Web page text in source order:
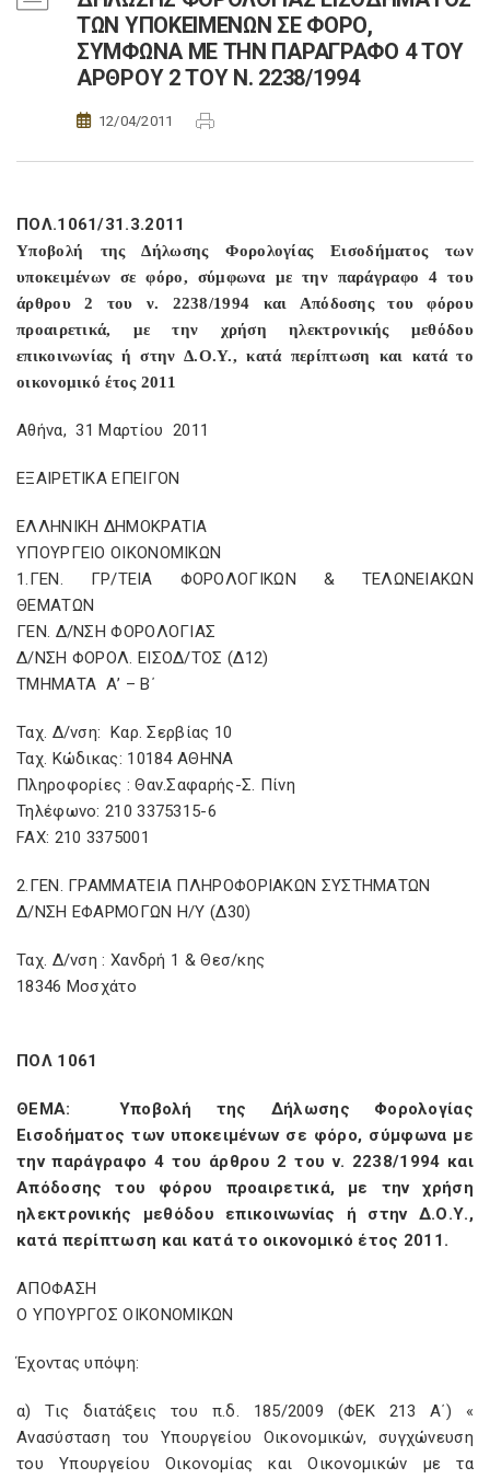
ΤΩΝ ΥΠΟΚΕΙΜΕΝΩΝ ΣΕ ΦΟΡΟ,
ΣΥΜΦΩΝΑ ΜΕ ΤΗΝ ΠΑΡΑΓΡΑΦΟ 4 ΤΟΥ
ΑΡΘΡΟΥ 2 ΤΟΥ Ν. 2238/1994
12/04/2011
ΠΟΛ.1061/31.3.2011
Υποβολή της Δήλωσης Φορολογίας Εισοδήματος των
υποκειμένων σε φόρο, σύμφωνα με την παράγραφο 4 του
άρθρου 2 του ν. 2238/1994 και Απόδοσης του φόρου
προαιρετικά, με την χρήση ηλεκτρονικής μεθόδου
επικοινωνίας ή στην Δ.Ο.Υ., κατά περίπτωση και κατά το
οικονομικό έτος 2011
Αθήνα, 31 Μαρτίου 2011
ΕΞΑΙΡΕΤΙΚΑ ΕΠΕΙΓΟΝ
ΕΛΛΗΝΙΚΗ ΔΗΜΟΚΡΑΤΙΑ
ΥΠΟΥΡΓΕΙΟ ΟΙΚΟΝΟΜΙΚΩΝ
1.ΓΕΝ. ΓΡ/ΤΕΙΑ ΦΟΡΟΛΟΓΙΚΩΝ & ΤΕΛΩΝΕΙΑΚΩΝ
ΘΕΜΑΤΩΝ
ΓΕΝ. Δ/ΝΣΗ ΦΟΡΟΛΟΓΙΑΣ
Δ/ΝΣΗ ΦΟΡΟΛ. ΕΙΣΟΔ/ΤΟΣ (Δ12)
ΤΜΗΜΑΤΑ Α’ – Β΄
Ταχ. Δ/νση: Καρ. Σερβίας 10
Ταχ. Κώδικας: 10184 ΑΘΗΝΑ
Πληροφορίες : Θαν.Σαφαρής-Σ. Πίνη
Τηλέφωνο: 210 3375315-6
FAX: 210 3375001
2.ΓΕΝ. ΓΡΑΜΜΑΤΕΙΑ ΠΛΗΡΟΦΟΡΙΑΚΩΝ ΣΥΣΤΗΜΑΤΩΝ
Δ/ΝΣΗ ΕΦΑΡΜΟΓΩΝ Η/Υ (Δ30)
Ταχ. Δ/νση : Χανδρή 1 & Θεσ/κης
18346 Μοσχάτο
ΠΟΛ 1061
ΘΕΜΑ: Υποβολή της Δήλωσης Φορολογίας
Εισοδήματος των υποκειμένων σε φόρο, σύμφωνα με
την παράγραφο 4 του άρθρου 2 του ν. 2238/1994 και
Απόδοσης του φόρου προαιρετικά, με την χρήση
ηλεκτρονικής μεθόδου επικοινωνίας ή στην Δ.Ο.Υ.,
κατά περίπτωση και κατά το οικονομικό έτος 2011.
ΑΠΟΦΑΣΗ
Ο ΥΠΟΥΡΓΟΣ ΟΙΚΟΝΟΜΙΚΩΝ
Έχοντας υπόψη:
α) Τις διατάξεις του π.δ. 185/2009 (ΦΕΚ 213 Α΄) «
Ανασύσταση του Υπουργείου Οικονομικών, συγχώνευση
του Υπουργείου Οικονομίας και Οικονομικών με τα